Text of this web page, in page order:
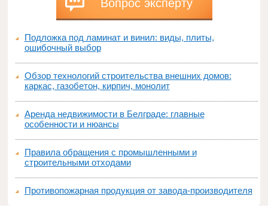
Вопрос эксперту
Подложка под ламинат и винил: виды, плиты,
ошибочный выбор
Обзор технологий строительства внешних домов:
каркас, газобетон, кирпич, монолит
Аренда недвижимости в Белграде: главные
особенности и нюансы
Правила обращения с промышленными и
строительными отходами
Противопожарная продукция от завода-производителя